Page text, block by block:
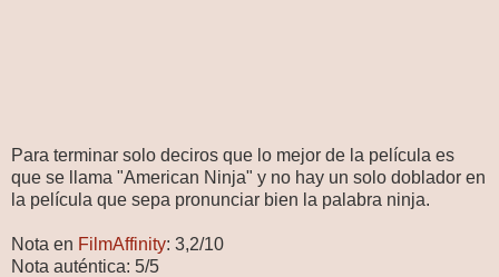
Para terminar solo deciros que lo mejor de la película es
que se llama "American Ninja" y no hay un solo doblador en
la película que sepa pronunciar bien la palabra ninja.
Nota en FilmAffinity: 3,2/10
Nota auténtica: 5/5